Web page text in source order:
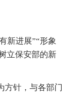
新进展”“形象
立保安部的新
方针，与各部门